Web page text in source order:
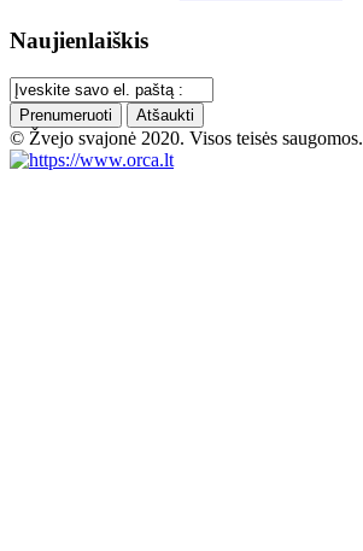
Naujienlaiškis
Prenumeruoti Atšaukti
© Žvejo svajonė 2020. Visos teisės saugomos.